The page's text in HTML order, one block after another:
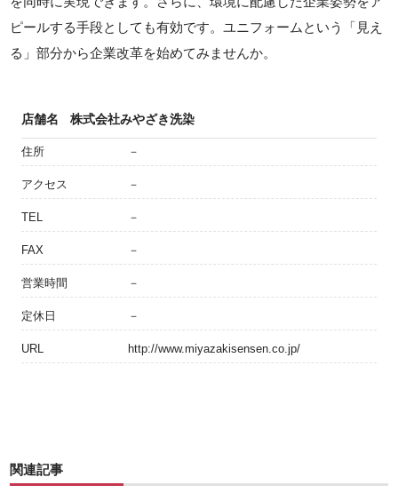
ピールする手段としても有効です。ユニフォームという「見え
る」部分から企業改革を始めてみませんか。
店舗名 株式会社みやざき洗染
住所 －
アクセス －
TEL －
FAX －
営業時間 －
定休日 －
URL http://www.miyazakisensen.co.jp/
関連記事